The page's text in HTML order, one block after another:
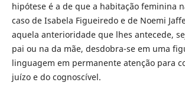
hipótese é a de que a habitação feminina
caso de Isabela Figueiredo e de Noemi
aquela anterioridade que lhes antecede,
pai ou na da mãe, desdobra-se em uma
linguagem em permanente atenção para
juízo e do cognoscível.